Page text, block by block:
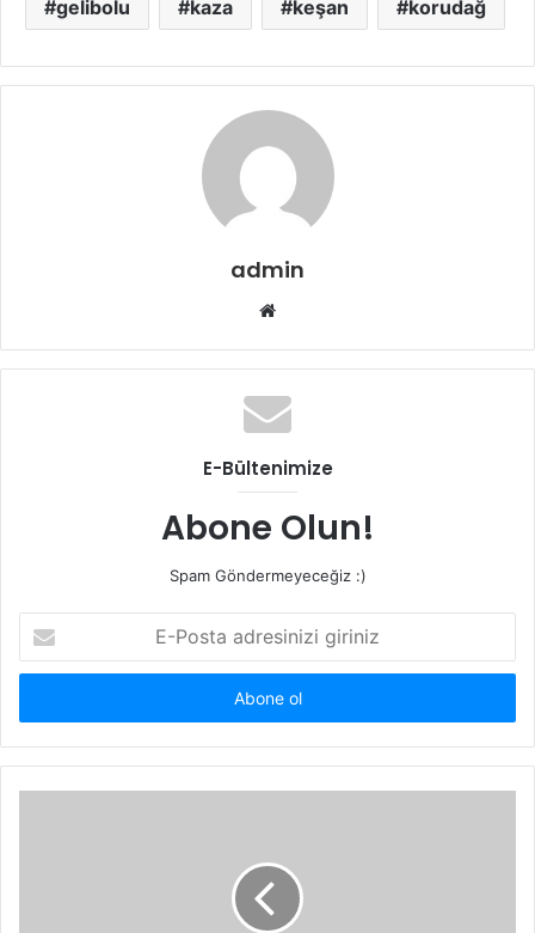
gelibolu kaza keşan korudağ
admin
Web
E-Bültenimize
Abone Olun!
Spam Göndermeyeceğiz :)
Posta
adresinizi